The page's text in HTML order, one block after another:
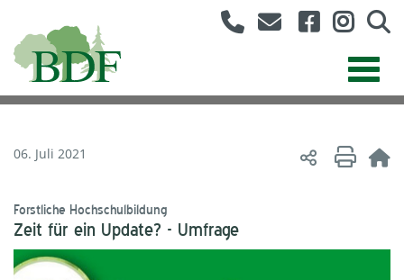
06. Juli 2021
Forstliche Hochschulbildung
Zeit für ein Update? - Umfrage